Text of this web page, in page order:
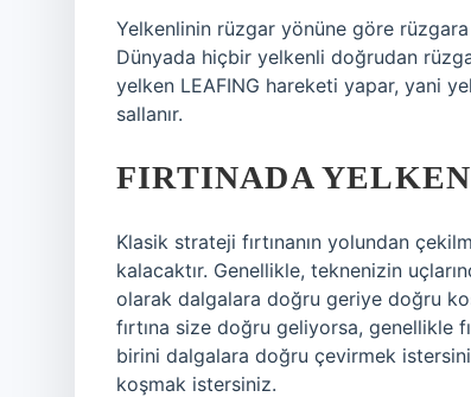
Yelkenlinin rüzgar yönüne göre rüzgara
Dünyada hiçbir yelkenli doğrudan
yelken LEAFING hareketi yapar, yani
sallanır.
FIRTINADA
Klasik strateji fırtınanın yolundan
kalacaktır. Genellikle, teknenizin
olarak dalgalara doğru geriye doğru
fırtına size doğru geliyorsa, genellikle
birini dalgalara doğru çevirmek
koşmak istersiniz.